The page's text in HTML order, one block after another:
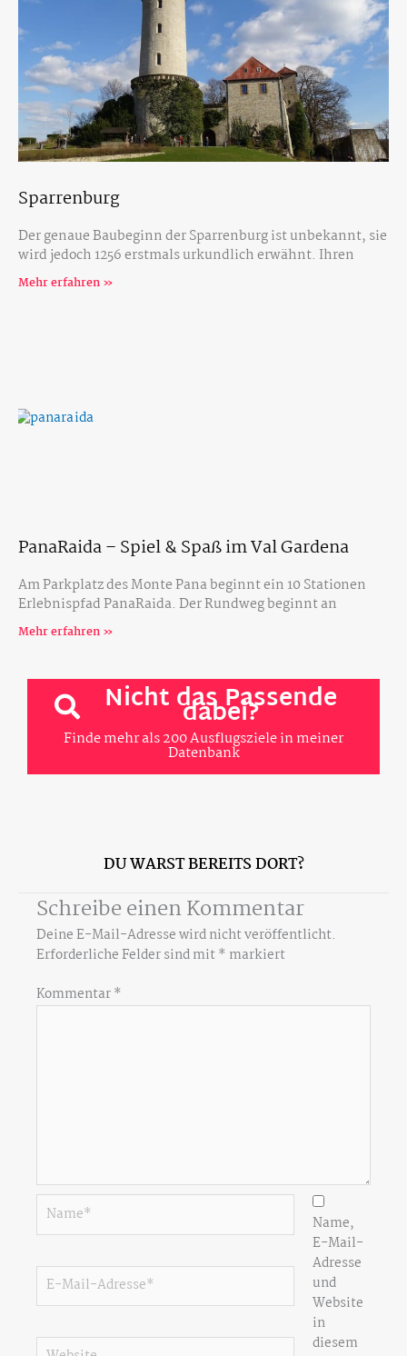
Sparrenburg
Der genaue Baubeginn der Sparrenburg ist unbekannt, sie
wird jedoch 1256 erstmals urkundlich erwähnt. Ihren
Mehr erfahren »
PanaRaida – Spiel & Spaß im Val Gardena
Am Parkplatz des Monte Pana beginnt ein 10 Stationen
Erlebnispfad PanaRaida. Der Rundweg beginnt an
Mehr erfahren »
Nicht das Passende
dabei?
Finde mehr als 200 Ausflugsziele in meiner
Datenbank
DU WARST BEREITS DORT?
Schreibe einen Kommentar
Deine E-Mail-Adresse wird nicht veröffentlicht.
Erforderliche Felder sind mit* markiert
Kommentar*
Name*
E-
Mail-
Website
Name,
E-Mail-
Adresse
und
Website
in
diesem